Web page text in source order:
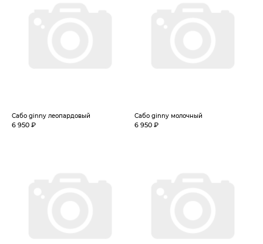
Сабо ginny леопардовый
6 950 ₽
Сабо ginny молочный
6 950 ₽